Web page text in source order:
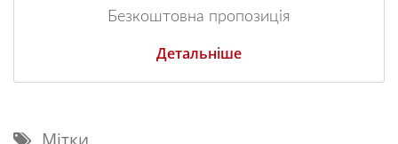
Безкоштовна пропозиція
Детальніше